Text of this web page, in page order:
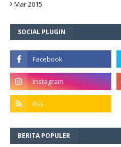
Mar 2015
SOCIAL PLUGIN
BERITA POPULER